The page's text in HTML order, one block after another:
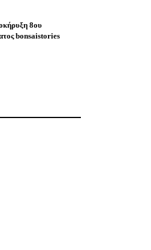
8ου
bonsaistories